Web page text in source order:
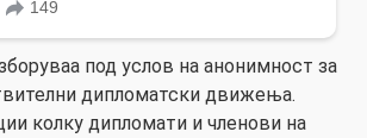
под услов на анонимност за
дипломатски движења.
колку дипломати и членови на